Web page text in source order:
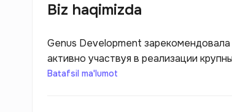
Biz haqimizda
Genus Development
активно участвуя в реализации
основания фирма сосредоточилась
Batafsil ma'lumot